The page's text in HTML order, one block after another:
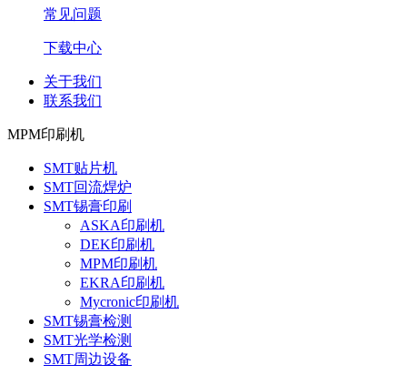
常见问题
下载中心
关于我们
联系我们
MPM印刷机
SMT贴片机
SMT回流焊炉
SMT锡膏印刷
ASKA印刷机
DEK印刷机
MPM印刷机
EKRA印刷机
Mycronic印刷机
SMT锡膏检测
SMT光学检测
SMT周边设备